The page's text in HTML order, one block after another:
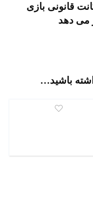
قانونی بازی
باشید…